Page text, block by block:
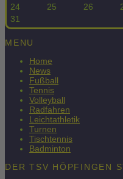
24
25 26
31
MENU
Home
News
Fußball
Tennis
Volleyball
Radfahren
Leichtathletik
Turnen
Tischtennis
Badminton
DER TSV HÖPFINGEN